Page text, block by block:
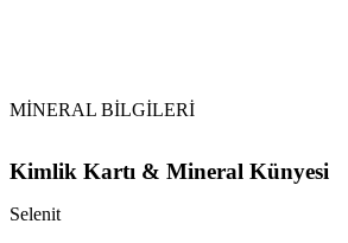
MİNERAL BİLGİLERİ
Kimlik Kartı & Mineral Künyesi
Selenit